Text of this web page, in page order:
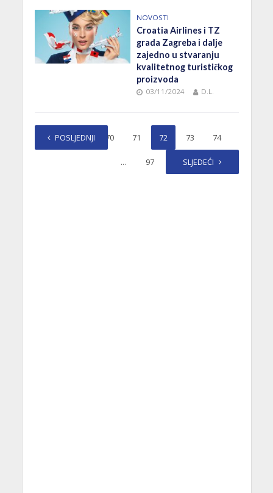
NOVOSTI
Croatia Airlines i TZ
grada Zagreba i dalje
zajedno u stvaranju
kvalitetnog turističkog
proizvoda
03/11/2024 D.L.
POSLJEDNJI
1 … 70 71 72 73 74
… 97 SLJEDEĆI